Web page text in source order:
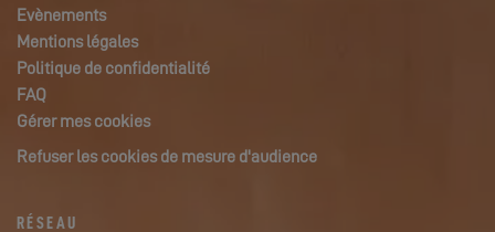
Evènements
Mentions légales
Politique de confidentialité
FAQ
Gérer mes cookies
Refuser les cookies de mesure d'audience
RÉSEAU